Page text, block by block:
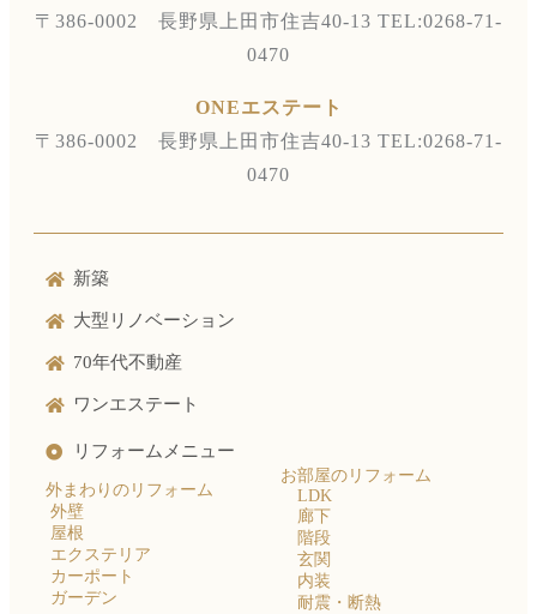
〒386-0002 長野県上田市住吉40-13 TEL:0268-71-
0470
ONEエステート
〒386-0002 長野県上田市住吉40-13 TEL:0268-71-
0470
新築
大型リノベーション
70年代不動産
ワンエステート
リフォームメニュー
外まわりのリフォーム
外壁
屋根
エクステリア
カーポート
ガーデン
お部屋のリフォーム
LDK
廊下
階段
玄関
内装
耐震・断熱